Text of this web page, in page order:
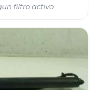
filtro activo